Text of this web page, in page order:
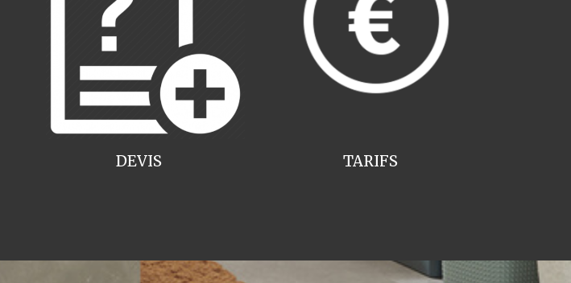
TARIFS
DEVIS